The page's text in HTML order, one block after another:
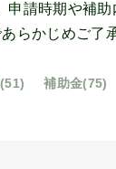
請時期や補
らかじめご了
補助金(75)